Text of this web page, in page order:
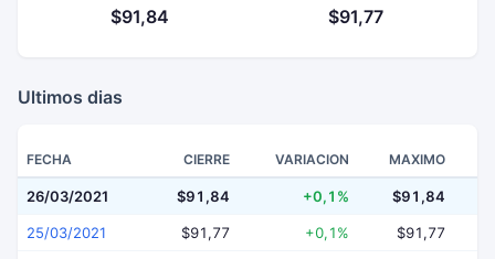
$91,84 $91,77
Ultimos dias
FECHA CIERRE VARIACION MAXIMO
26/03/2021 $91,84 +0,1% $91,84
25/03/2021 $91,77 +0,1% $91,77